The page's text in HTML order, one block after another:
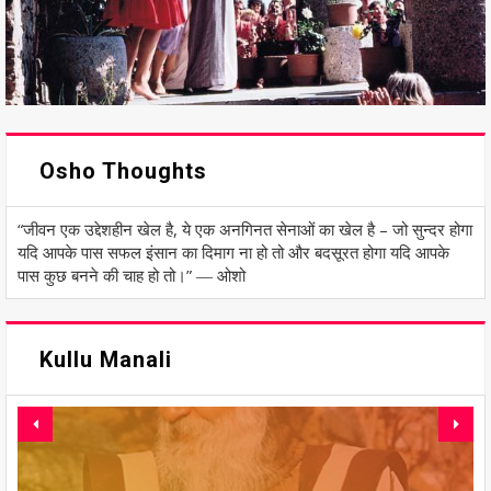
Osho Thoughts
“जीवन एक उद्देशहीन खेल है, ये एक अनगिनत सेनाओं का खेल है – जो सुन्दर होगा
यदि आपके पास सफल इंसान का दिमाग ना हो तो और बदसूरत होगा यदि आपके
पास कुछ बनने की चाह हो तो।” ― ओशो
Kullu Manali